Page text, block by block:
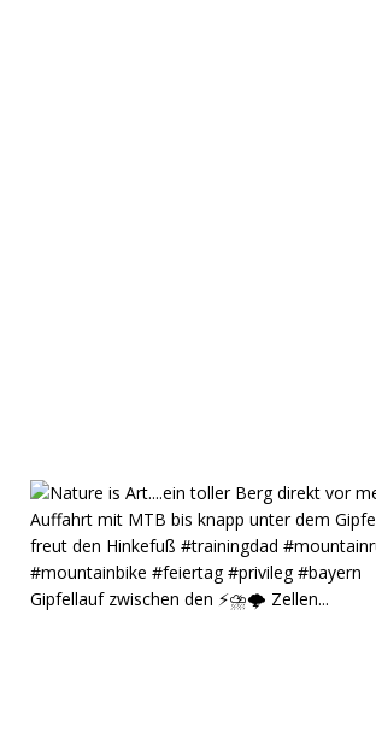
Gipfellauf zwischen den ⚡⛈️🌩️ Zellen...